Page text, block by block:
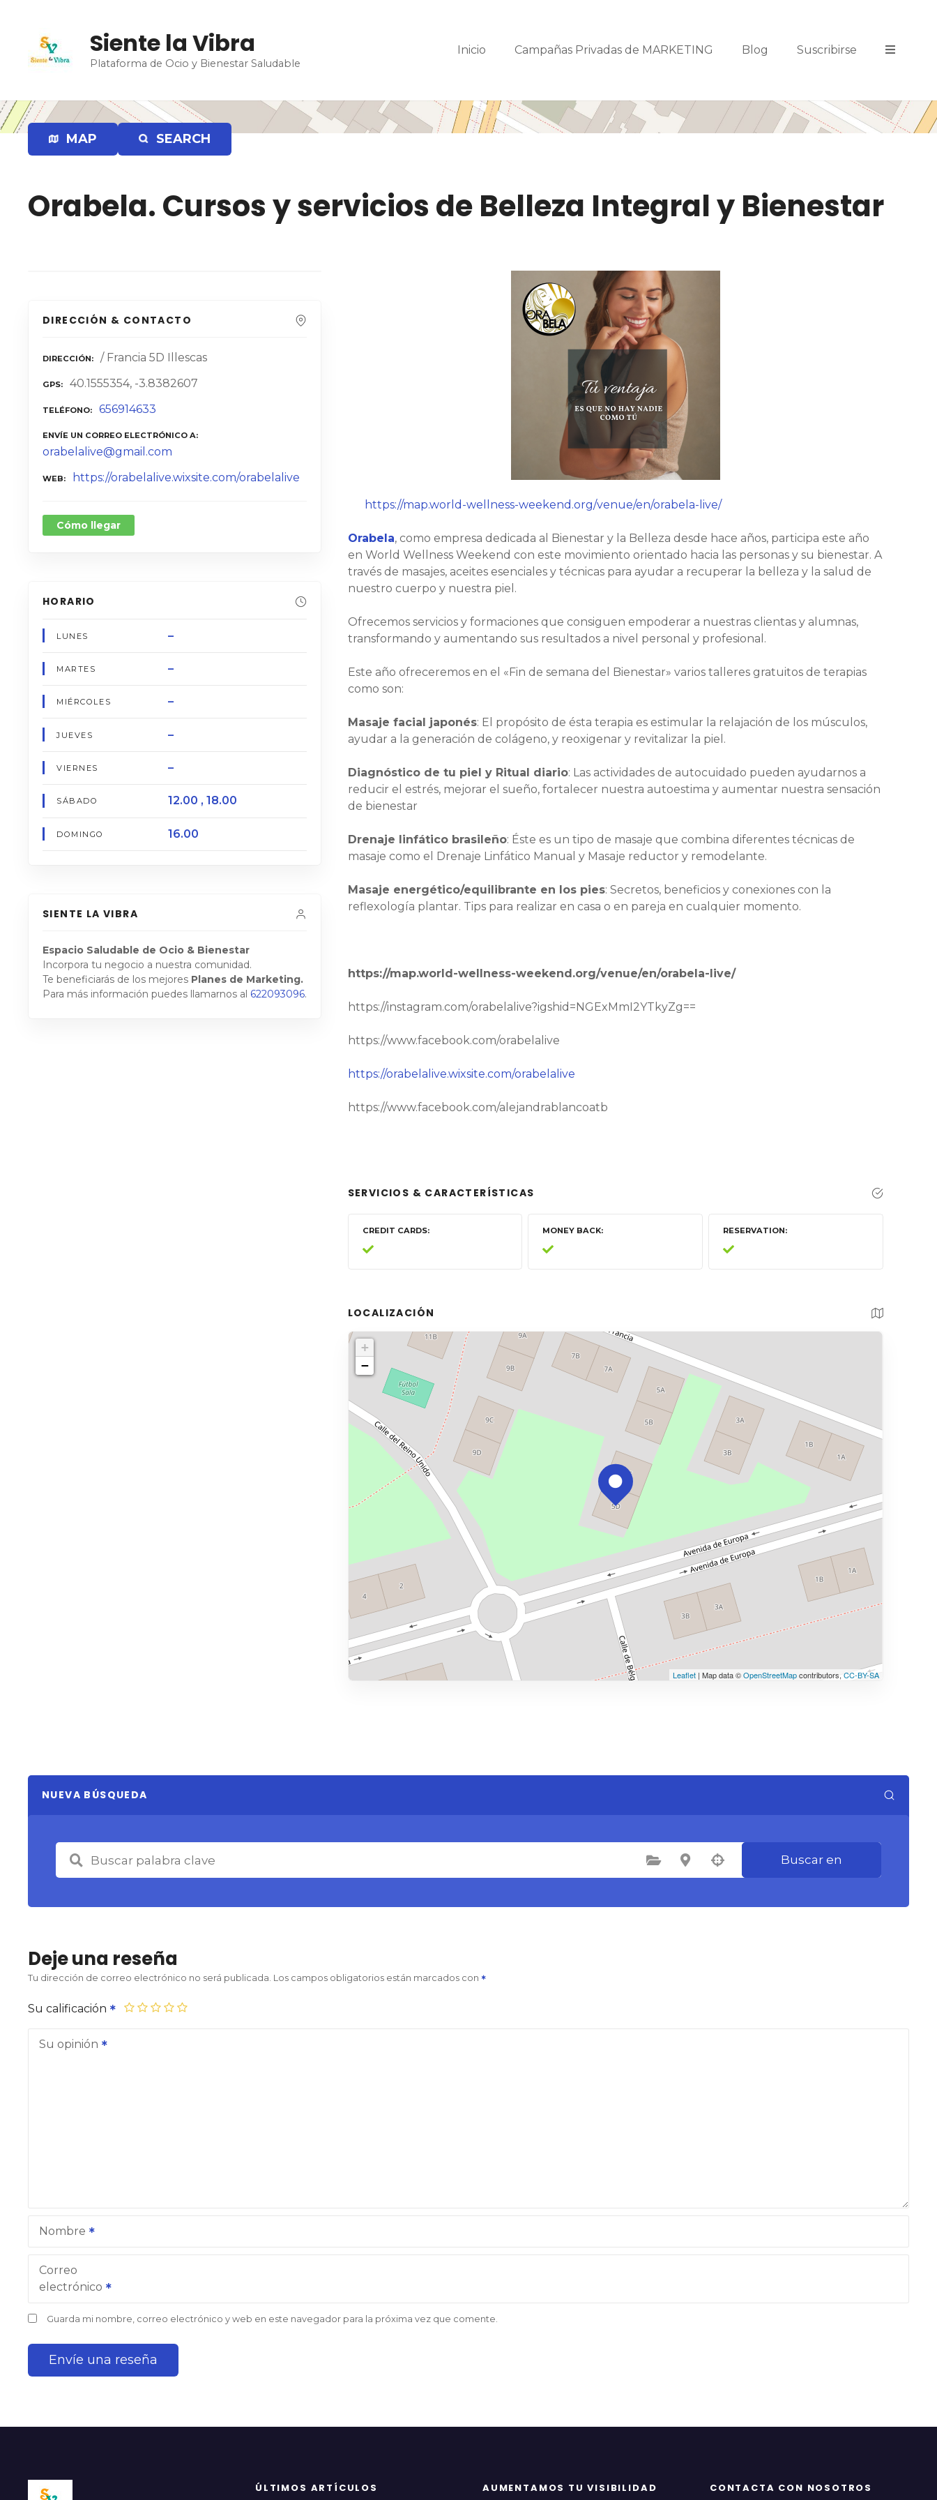
a
l
Siente la Vibra
Plataforma de Ocio y Bienestar Saludable
Inicio Campañas Privadas de MARKETING Blog Suscribirse
MAP SEARCH
Orabela. Cursos y servicios de Belleza Integral y Bienestar
DIRECCIÓN & CONTACTO
DIRECCIÓN / Francia 5D Illescas
GPS 40.1555354, -3.8382607
TELÉFONO 656914633
ENVÍE UN CORREO ELECTRÓNICO A
orabelalive@gmail.com
WEB https://orabelalive.wixsite.com/orabelalive
Cómo llegar
HORARIO
LUNES –
MARTES –
MIÉRCOLES –
JUEVES –
VIERNES –
SÁBADO 12.00 , 18.00
DOMINGO 16.00
SIENTE LA VIBRA
Espacio Saludable de Ocio & Bienestar
Incorpora tu negocio a nuestra comunidad.
Te beneficiarás de los mejores Planes de Marketing.
Para más información puedes llamarnos al 622093096.
https://map.world-wellness-weekend.org/venue/en/orabela-live/
Orabela, como empresa dedicada al Bienestar y la Belleza desde hace años, participa este año
en World Wellness Weekend con este movimiento orientado hacia las personas y su bienestar. A
través de masajes, aceites esenciales y técnicas para ayudar a recuperar la belleza y la salud de
nuestro cuerpo y nuestra piel.
Ofrecemos servicios y formaciones que consiguen empoderar a nuestras clientas y alumnas,
transformando y aumentando sus resultados a nivel personal y profesional.
Este año ofreceremos en el «Fin de semana del Bienestar» varios talleres gratuitos de terapias
como son:
Masaje facial japonés: El propósito de ésta terapia es estimular la relajación de los músculos,
ayudar a la generación de colágeno, y reoxigenar y revitalizar la piel.
Diagnóstico de tu piel y Ritual diario: Las actividades de autocuidado pueden ayudarnos a
reducir el estrés, mejorar el sueño, fortalecer nuestra autoestima y aumentar nuestra sensación
de bienestar
Drenaje linfático brasileño: Éste es un tipo de masaje que combina diferentes técnicas de
masaje como el Drenaje Linfático Manual y Masaje reductor y remodelante.
Masaje energético/equilibrante en los pies: Secretos, beneficios y conexiones con la
reflexología plantar. Tips para realizar en casa o en pareja en cualquier momento.
https://map.world-wellness-weekend.org/venue/en/orabela-live/
https://instagram.com/orabelalive?igshid=NGExMmI2YTkyZg==
https://www.facebook.com/orabelalive
https://orabelalive.wixsite.com/orabelalive
https://www.facebook.com/alejandrablancoatb
SERVICIOS & CARACTERÍSTICAS
CREDIT CARDS MONEY BACK RESERVATION
LOCALIZACIÓN
+
−
Leaflet| Map data ©OpenStreetMapcontributors, CC-BY-SA
NUEVA BÚSQUEDA
Seleccione la categoría Seleccione la ubicación Buscar en
Deje una reseña
Tu dirección de correo electrónico no será publicada. Los campos obligatorios están marcados con
Su calificación
Su opinión
Nombre
Correo
electrónico
Guarda mi nombre, correo electrónico y web en este navegador para la próxima vez que comente.
ÚLTIMOS ARTÍCULOS AUMENTAMOS TU VISIBILIDAD CONTACTA CON NOSOTROS